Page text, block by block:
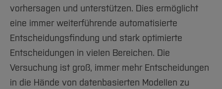
vorhersagen und unterstützen. Dies ermöglicht
eine immer weiterführende automatisierte
Entscheidungsfindung und stark optimierte
Entscheidungen in vielen Bereichen. Die
Versuchung ist groß, immer mehr Entscheidungen
in die Hände von datenbasierten Modellen zu